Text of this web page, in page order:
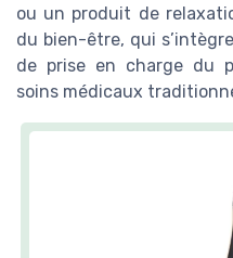
ou un produit de
du bien-être, qui
de prise en charge du
soins médicaux